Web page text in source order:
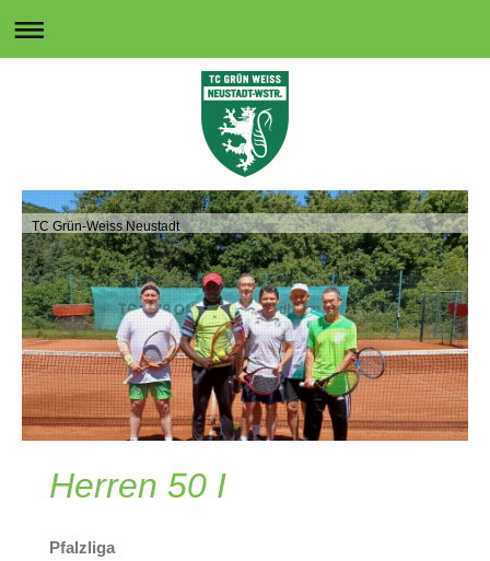
TC Grün-Weiss Neustadt
Herren 50 I
Pfalzliga